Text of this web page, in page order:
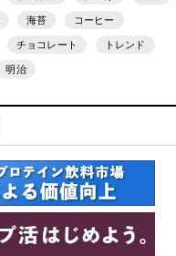
海苔 コーヒー
チョコレート トレンド
明治